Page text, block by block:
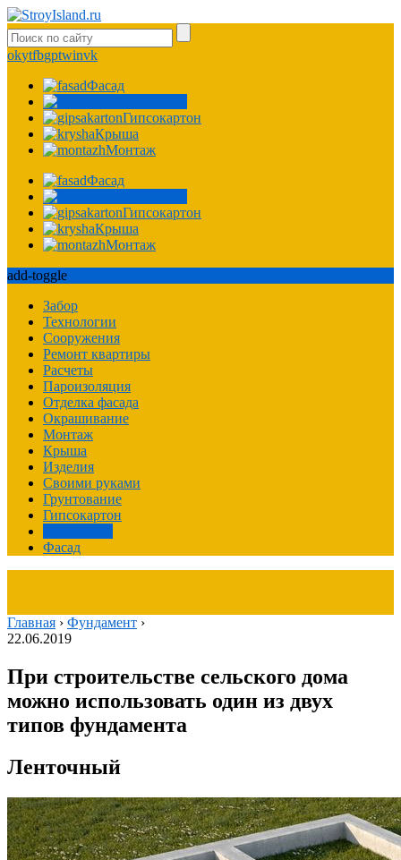
okytfbgptwinvk
Фасад
Гипсокартон
Крыша
Монтаж
Фасад
Гипсокартон
Крыша
Монтаж
add-toggle
Забор
Технологии
Сооружения
Ремонт квартиры
Расчеты
Пароизоляция
Отделка фасада
Окрашивание
Монтаж
Крыша
Изделия
Своими руками
Грунтование
Гипсокартон
Фасад
Главная › Фундамент ›
22.06.2019
При строительстве сельского дома
можно использовать один из двух
типов фундамента
Ленточный